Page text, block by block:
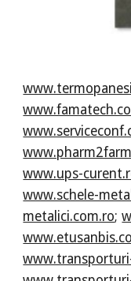
www.ups-
www.schele-
metalici.com.ro;